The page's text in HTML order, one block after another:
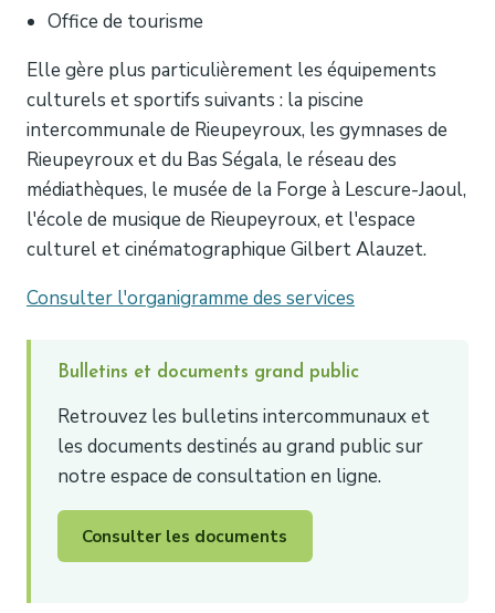
Office de tourisme
Elle gère plus particulièrement les équipements
culturels et sportifs suivants : la piscine
intercommunale de Rieupeyroux, les gymnases de
Rieupeyroux et du Bas Ségala, le réseau des
médiathèques, le musée de la Forge à Lescure-Jaoul,
l'école de musique de Rieupeyroux, et l'espace
culturel et cinématographique Gilbert Alauzet.
Consulter l'organigramme des services
Bulletins et documents grand public
Retrouvez les bulletins intercommunaux et
les documents destinés au grand public sur
notre espace de consultation en ligne.
Consulter les documents